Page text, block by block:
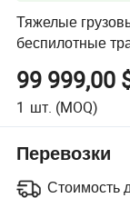
Тяжелые
беспилотные
99 999,00
1 шт. (MOQ)
Перевозки
Стоимость